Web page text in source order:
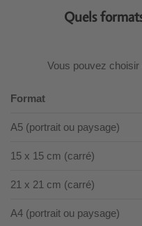
Quels
Vous pouvez
Format
A5 (portrait ou paysage)
15 x 15 cm (carré)
21 x 21 cm (carré)
A4 (portrait ou paysage)